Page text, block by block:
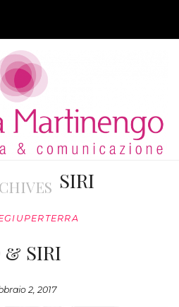
SIRI
& SIRI
2, 2017